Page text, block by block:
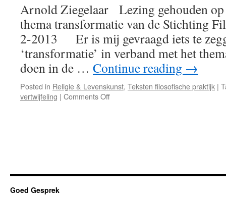
Arnold Ziegelaar Lezing gehouden
thema transformatie van de Stichting
2-2013 Er is mij gevraagd iets te
‘transformatie’ in verband met het
doen in de … Continue reading →
Posted in Religie & Levenskunst, Teksten filosofische praktijk |
vertwijfeling | Comments Offon
Goed Gesprek